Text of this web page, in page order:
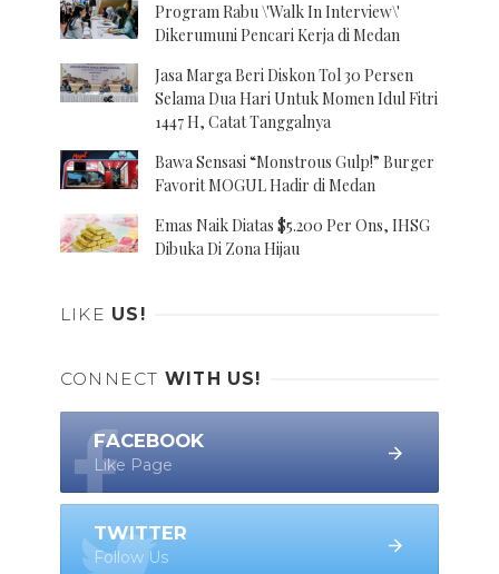
Program Rabu \'Walk In Interview\'
Dikerumuni Pencari Kerja di Medan
Jasa Marga Beri Diskon Tol 30 Persen
Selama Dua Hari Untuk Momen Idul Fitri
1447 H, Catat Tanggalnya
Bawa Sensasi “Monstrous Gulp!” Burger
Favorit MOGUL Hadir di Medan
Emas Naik Diatas $5.200 Per Ons, IHSG
Dibuka Di Zona Hijau
LIKE US!
CONNECT WITH US!
FACEBOOK
Like Page
TWITTER
Follow Us